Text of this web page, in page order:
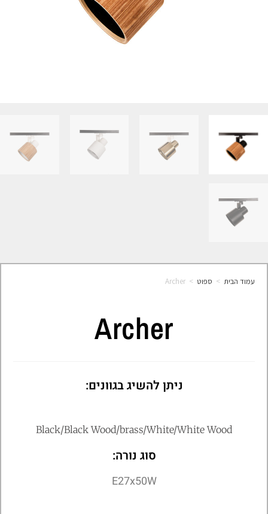
עמוד הבית > ספוט >
Archer
Archer
ניתן להשיג בגוונים:
Black/Black Wood/brass/White/White Wood
סוג נורה:
E27x50W